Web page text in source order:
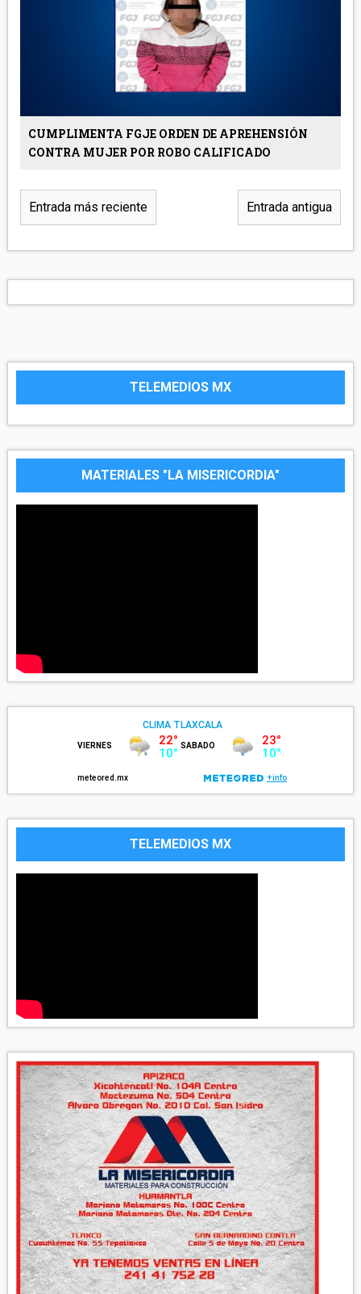
CUMPLIMENTA FGJE ORDEN DE APREHENSIÓN
CONTRA MUJER POR ROBO CALIFICADO
Entrada más reciente Entrada antigua
TELEMEDIOS MX
MATERIALES "LA MISERICORDIA"
TELEMEDIOS MX